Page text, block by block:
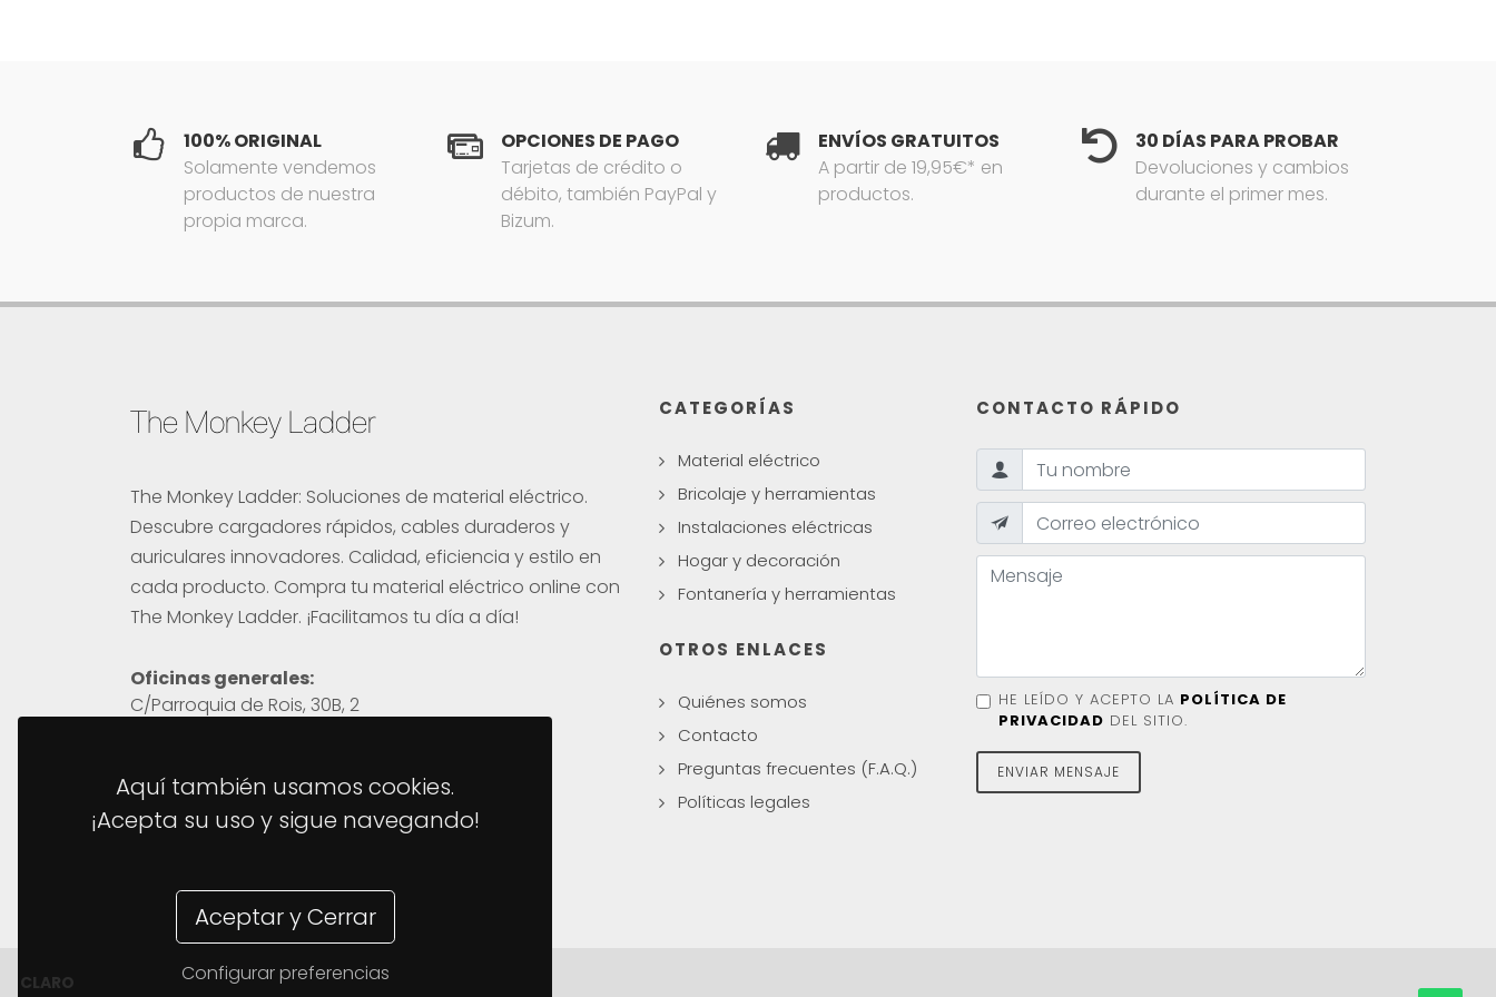
100% ORIGINAL
Solamente vendemos
productos de nuestra
propia marca.
OPCIONES DE PAGO
Tarjetas de crédito o
débito, también PayPal y
Bizum.
ENVÍOS GRATUITOS
A partir de 19,95€* en
productos.
30 DÍAS PARA PROBAR
Devoluciones y cambios
durante el primer mes.
Aquí también usamos cookies.
¡Acepta su uso y sigue navegando!
Aceptar y Cerrar
Configurar preferencias
The Monkey Ladder
The Monkey Ladder: Soluciones de material eléctrico.
Descubre cargadores rápidos, cables duraderos y
auriculares innovadores. Calidad, eficiencia y estilo en
cada producto. Compra tu material eléctrico online con
The Monkey Ladder. ¡Facilitamos tu día a día!
Oficinas generales:
C/Parroquia de Rois, 30B, 2
Whatsapp:(+34) 699 126 658
CATEGORÍAS
Material eléctrico
Bricolaje y herramientas
Instalaciones eléctricas
Hogar y decoración
Fontanería y herramientas
OTROS ENLACES
Quiénes somos
Contacto
Preguntas frecuentes (F.A.Q.)
Políticas legales
CONTACTO RÁPIDO
HE LEÍDO Y ACEPTO LA POLÍTICA DE
PRIVACIDAD DEL SITIO.
ENVIAR MENSAJE
CLARO